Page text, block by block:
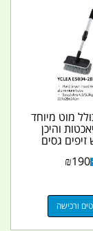
מוט מיוחד
והיכן
גסים
₪190
ורכישה